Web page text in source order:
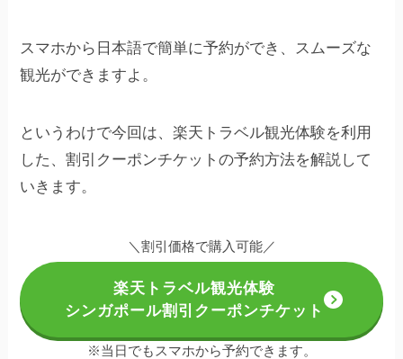
スマホから日本語で簡単に予約ができ、スムーズな
観光ができますよ。
というわけで今回は、楽天トラベル観光体験を利用
した、割引クーポンチケットの予約方法を解説して
いきます。
＼割引価格で購入可能／
楽天トラベル観光体験
シンガポール割引クーポンチケット
※当日でもスマホから予約できます。